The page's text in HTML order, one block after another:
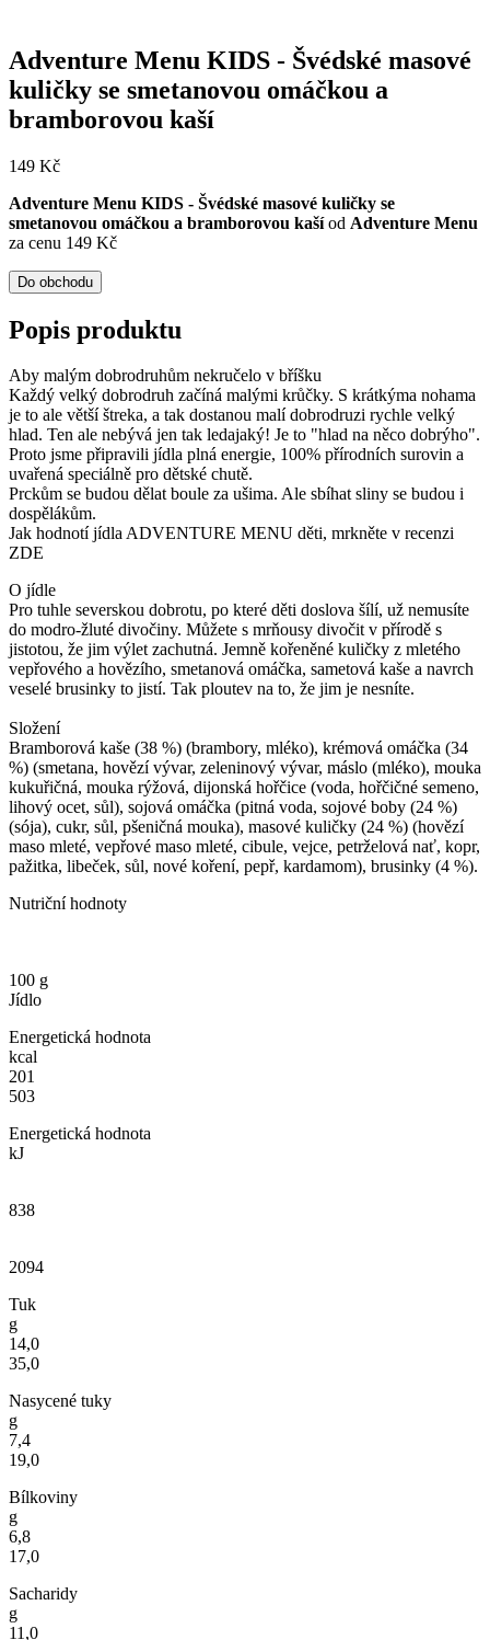
Adventure Menu KIDS - Švédské masové
kuličky se smetanovou omáčkou a
bramborovou kaší
149 Kč
Adventure Menu KIDS - Švédské masové kuličky se
smetanovou omáčkou a bramborovou kašíod Adventure Menu
za cenu 149 Kč
Do obchodu
Popis produktu
Aby malým dobrodruhům nekručelo v bříšku
Každý velký dobrodruh začíná malými krůčky. S krátkýma nohama
je to ale větší štreka, a tak dostanou malí dobrodruzi rychle velký
hlad. Ten ale nebývá jen tak ledajaký! Je to "hlad na něco dobrýho".
Proto jsme připravili jídla plná energie, 100% přírodních surovin a
uvařená speciálně pro dětské chutě.
Prckům se budou dělat boule za ušima. Ale sbíhat sliny se budou i
dospělákům.
Jak hodnotí jídla ADVENTURE MENU děti, mrkněte v recenzi
ZDE
O jídle
Pro tuhle severskou dobrotu, po které děti doslova šílí, už nemusíte
do modro-žluté divočiny. Můžete s mrňousy divočit v přírodě s
jistotou, že jim výlet zachutná. Jemně kořeněné kuličky z mletého
vepřového a hovězího, smetanová omáčka, sametová kaše a navrch
veselé brusinky to jistí. Tak ploutev na to, že jim je nesníte.
Složení
Bramborová kaše (38 %) (brambory, mléko), krémová omáčka (34
%) (smetana, hovězí vývar, zeleninový vývar, máslo (mléko), mouka
kukuřičná, mouka rýžová, dijonská hořčice (voda, hořčičné semeno,
lihový ocet, sůl), sojová omáčka (pitná voda, sojové boby (24 %)
(sója), cukr, sůl, pšeničná mouka), masové kuličky (24 %) (hovězí
maso mleté, vepřové maso mleté, cibule, vejce, petrželová nať, kopr,
pažitka, libeček, sůl, nové koření, pepř, kardamom), brusinky (4 %).
Nutriční hodnoty
100 g
Jídlo
Energetická hodnota
kcal
201
503
Energetická hodnota
kJ
838
2094
Tuk
g
14,0
35,0
Nasycené tuky
g
7,4
19,0
Bílkoviny
g
6,8
17,0
Sacharidy
g
11,0